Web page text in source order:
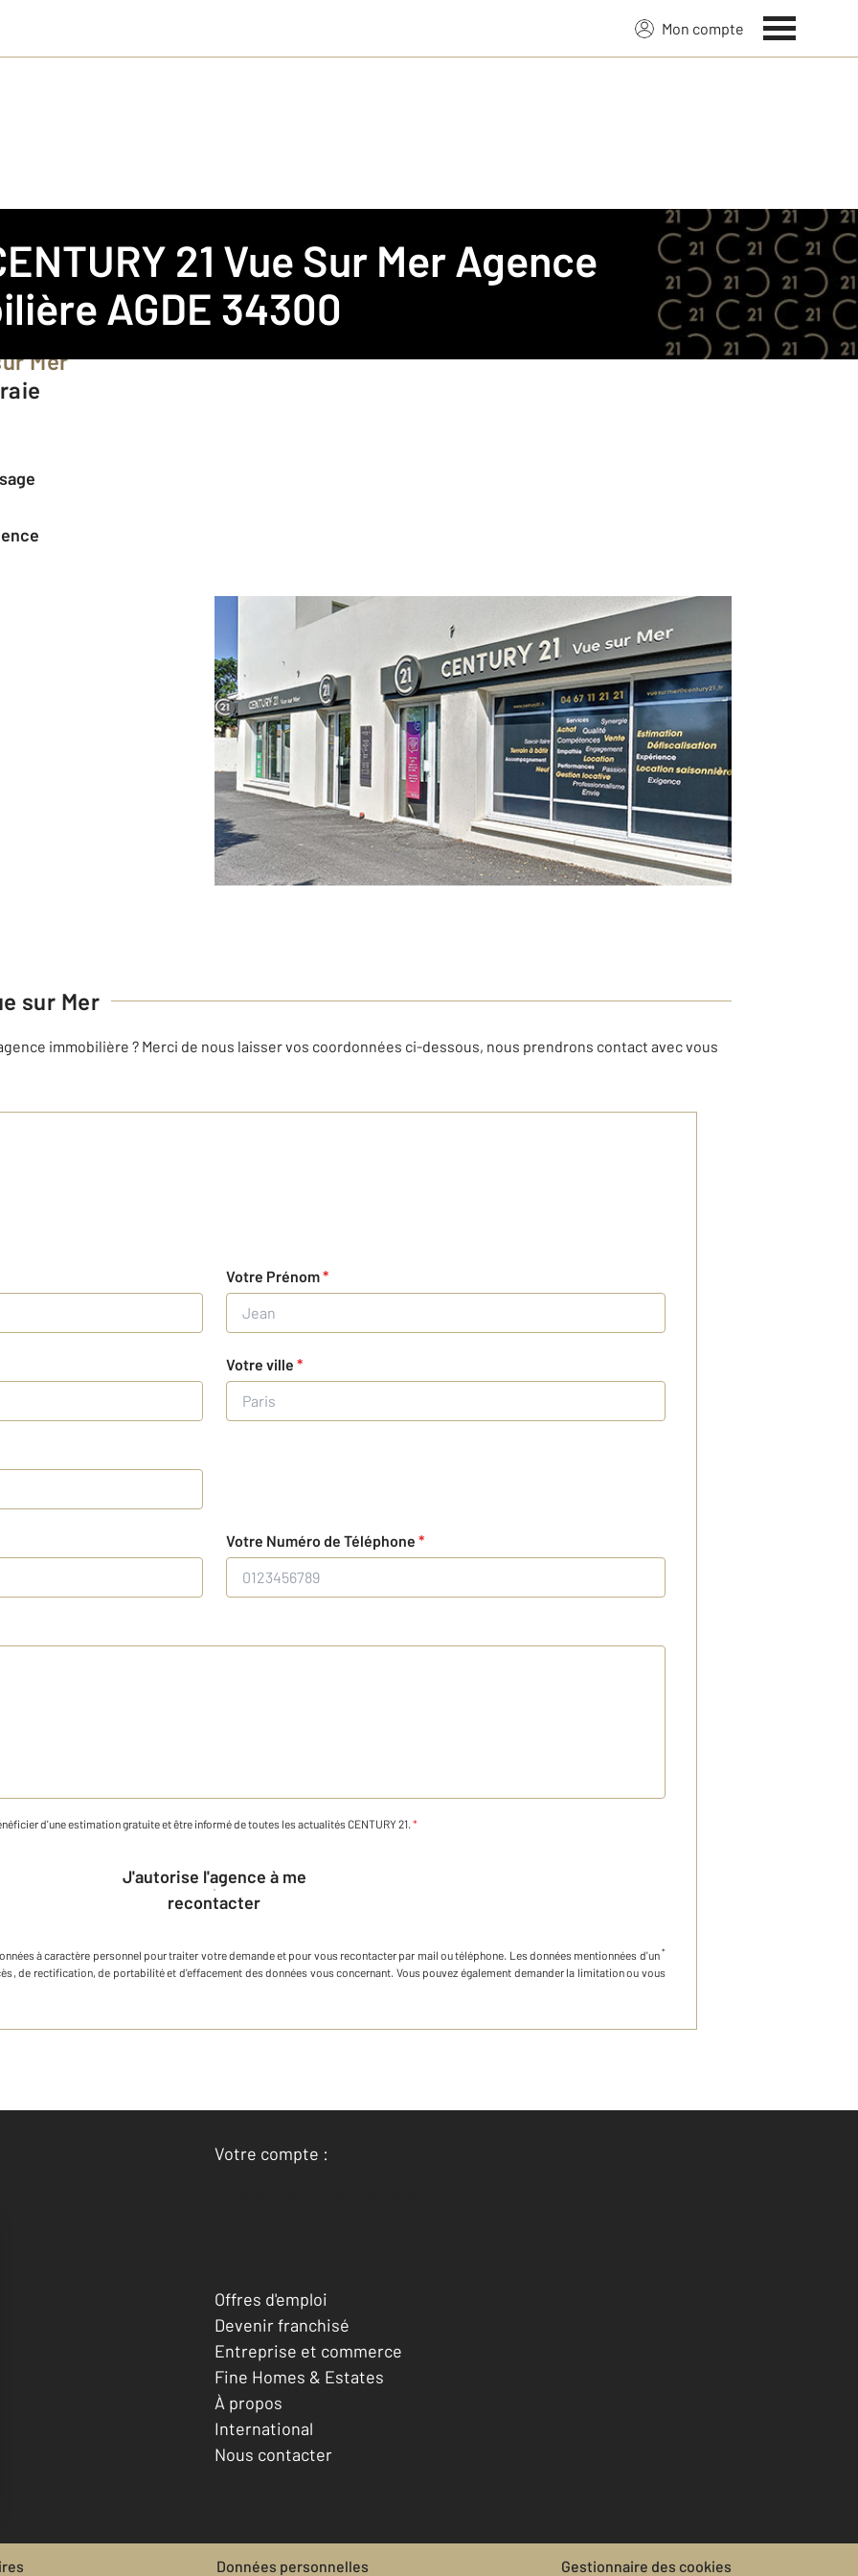
Mon compte
21 Vue Sur Mer Agence
AGDE 34300
Mer
sur Mer
immobilière ? Merci de nous laisser vos coordonnées ci-dessous, nous prendrons contact avec vous
Votre Prénom*
Votre ville *
Votre Numéro de Téléphone *
d'une estimation gratuite et être informé de toutes les actualités CENTURY 21. *
J'autorise l'agence à me
recontacter
à caractère personnel pour traiter votre demande et pour vous recontacter par mail ou téléphone Les données mentionnées d'un *
de rectification, de portabilité et d'effacement des données vous concernant. Vous pouvez également demander la limitation ou vous
Votre compte :
Accéder à mon compte
Offres d'emploi
Devenir franchisé
Entreprise et commerce
Fine Homes & Estates
À propos
International
Nous contacter
Données personnelles Gestionnaire des cookies